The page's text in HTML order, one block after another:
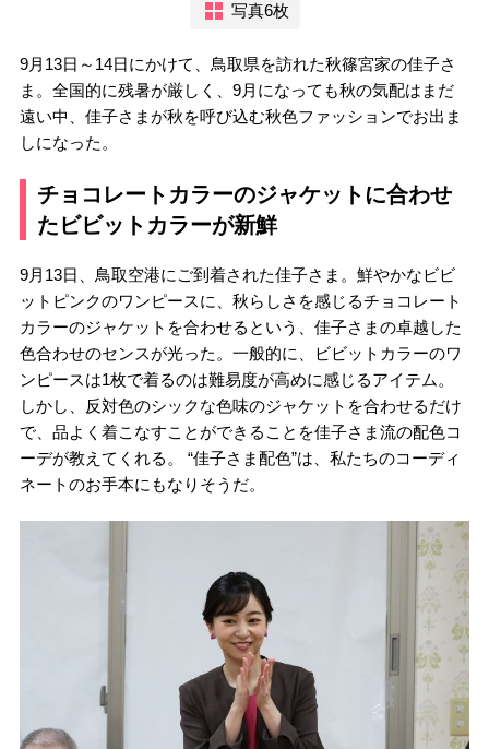
写真6枚
9月13日～14日にかけて、鳥取県を訪れた秋篠宮家の佳子さ
ま。全国的に残暑が厳しく、9月になっても秋の気配はまだ
遠い中、佳子さまが秋を呼び込む秋色ファッションでお出ま
しになった。
チョコレートカラーのジャケットに合わせ
たビビットカラーが新鮮
9月13日、鳥取空港にご到着された佳子さま。鮮やかなビビ
ットピンクのワンピースに、秋らしさを感じるチョコレート
カラーのジャケットを合わせるという、佳子さまの卓越した
色合わせのセンスが光った。一般的に、ビビットカラーのワ
ンピースは1枚で着るのは難易度が高めに感じるアイテム。
しかし、反対色のシックな色味のジャケットを合わせるだけ
で、品よく着こなすことができることを佳子さま流の配色コ
ーデが教えてくれる。 “佳子さま配色”は、私たちのコーディ
ネートのお手本にもなりそうだ。